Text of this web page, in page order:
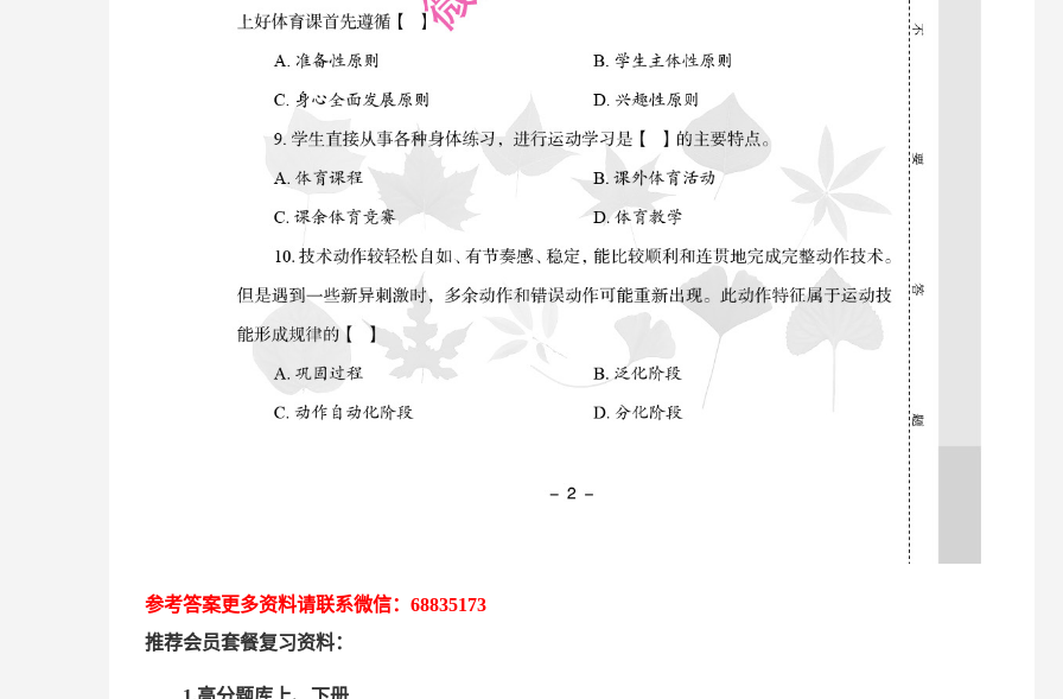
参考答案更多资料请联系微信： 68835173
推荐会员套餐复习资料：